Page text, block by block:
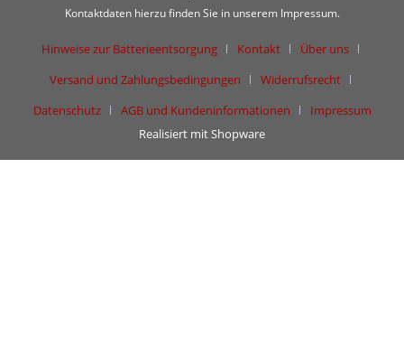
Kontaktdaten hierzu finden Sie in unserem Impressum.
Hinweise zur Batterieentsorgung Kontakt
Über uns
Versand und Zahlungsbedingungen
Widerrufsrecht
Datenschutz
AGB und Kundeninformationen
Impressum
Realisiert mit Shopware